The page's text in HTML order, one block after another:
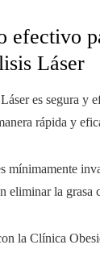
efectivo
Láser
es segura y
rápida y
mínimamente
eliminar la
la Clínica